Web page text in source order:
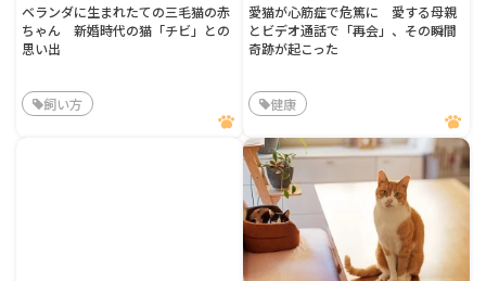
ベランダに生まれたての三毛猫の赤
ちゃん 新婚時代の猫「チビ」との
思い出
飼い方
愛猫が心筋症で危篤に 愛する母親
とビデオ通話で「再会」、その瞬間
奇跡が起こった
健康